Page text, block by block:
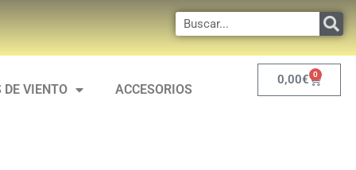
DE VIENTO ACCESORIOS
0,00€ 0